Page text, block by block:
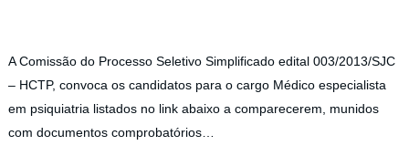
A Comissão do Processo Seletivo Simplificado edital 003/2013/SJC
– HCTP, convoca os candidatos para o cargo Médico especialista
em psiquiatria listados no link abaixo a comparecerem, munidos
com documentos comprobatórios…